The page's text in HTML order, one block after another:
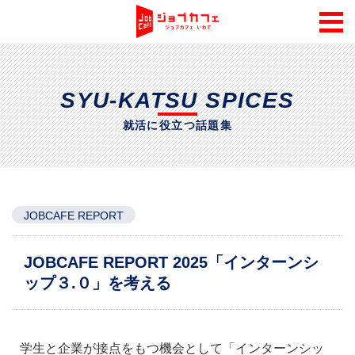
SYU-KATSU SPICES
就活に役立つ話題集
JOBCAFE REPORT
JOBCAFE REPORT 2025「インターンシ
ップ３.０」を考える
学生と企業が接点をもつ機会として「インターンシッ